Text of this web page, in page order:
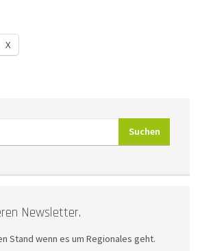
X
Newsletter.
Stand wenn es um Regionales geht.